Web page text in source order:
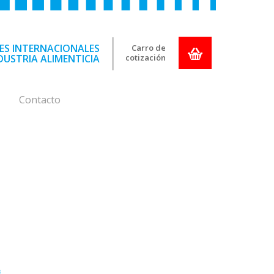
Carro de
cotización
INTERNACIONALES
ALIMENTICIA
Contacto